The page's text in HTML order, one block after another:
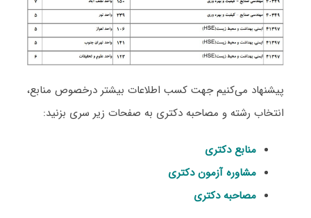
پیشنهاد می‌کنیم جهت کسب اطلاعات بیشتر درخصوص منابع،
انتخاب رشته و مصاحبه دکتری به صفحات زیر سری بزنید:
منابع دکتری
مشاوره آزمون دکتری
مصاحبه دکتری